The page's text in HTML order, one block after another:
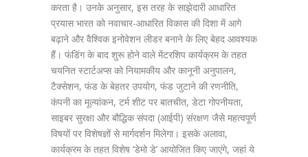
करता है। उनके अनुसार, इस तरह के साझेदारी आधारित
प्रयास भारत को नवाचार-आधारित विकास की दिशा में आगे
बढ़ाने और वैश्विक इनोवेशन लीडर बनाने के लिए बेहद आवश्यक
हैं। फंडिंग के बाद शुरू होने वाले मेंटरशिप कार्यक्रम के तहत
चयनित स्टार्टअप्स को नियामकीय और कानूनी अनुपालन,
टैक्सेशन, फंड के बेहतर उपयोग, फंड जुटाने की रणनीति,
कंपनी का मूल्यांकन, टर्म शीट पर बातचीत, डेटा गोपनीयता,
साइबर सुरक्षा और बौद्धिक संपदा (आईपी) संरक्षण जैसे महत्वपूर्ण
विषयों पर विशेषज्ञों से मार्गदर्शन मिलेगा। इसके अलावा,
कार्यक्रम के तहत विशेष ‘डेमो डे’ आयोजित किए जाएंगे, जहां ये